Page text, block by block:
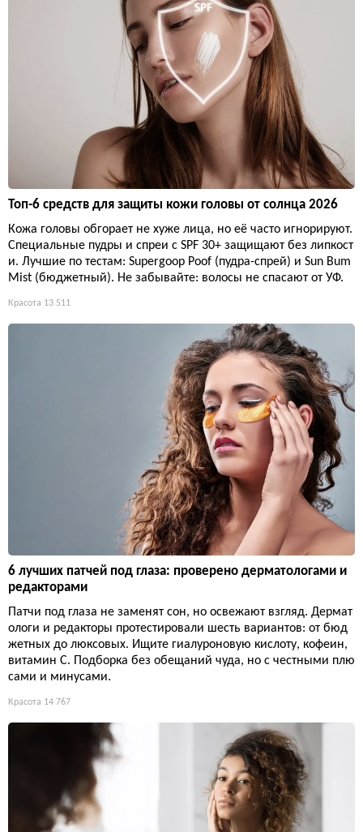
Топ-6 средств для защиты кожи головы от солнца 2026
Кожа головы обгорает не хуже лица, но её часто игнорируют.
Специальные пудры и спреи с SPF 30+ защищают без липкост
и. Лучшие по тестам: Supergoop Poof (пудра-спрей) и Sun Bum
Mist (бюджетный). Не забывайте: волосы не спасают от УФ.
Красота 13 511
6 лучших патчей под глаза: проверено дерматологами и
редакторами
Патчи под глаза не заменят сон, но освежают взгляд. Дермат
ологи и редакторы протестировали шесть вариантов: от бюд
жетных до люксовых. Ищите гиалуроновую кислоту, кофеин,
витамин С. Подборка без обещаний чуда, но с честными плю
сами и минусами.
Красота 14 767